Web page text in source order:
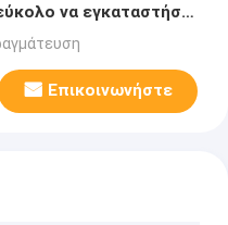
να εγκαταστήσει
Επικοινωνήστε